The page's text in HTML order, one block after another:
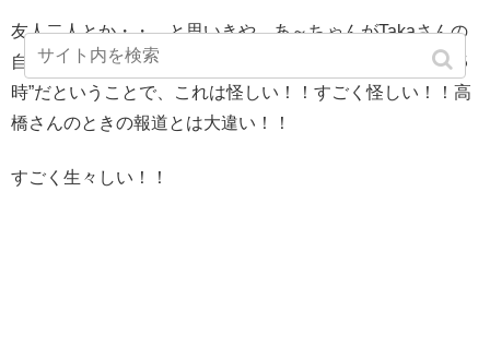
友人二人とか・・。と思いきや、あ～ちゃんがTakaさんの
自宅を後にしたのは、後で合流した友人二人と一緒に”朝５
時”だということで、これは怪しい！！すごく怪しい！！高
橋さんのときの報道とは大違い！！
すごく生々しい！！